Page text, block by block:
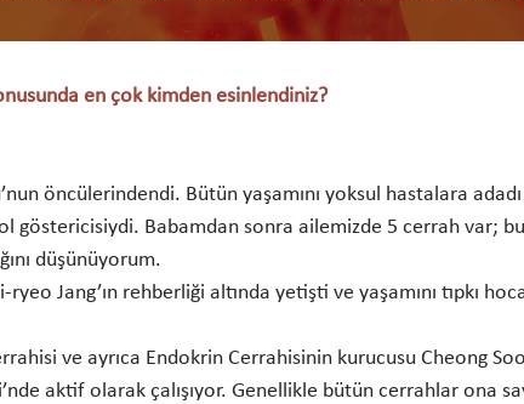
en çok kimden esinlendiniz?
öncülerindendi. Bütün yaşamını yoksul hastalara
göstericisiydi. Babamdan sonra ailemizde 5 cerrah var;
düşünüyorum.
Jang’ın rehberliği altında yetişti ve yaşamını tıpkı
ve ayrıca Endokrin Cerrahisinin kurucusu Cheong
aktif olarak çalışıyor. Genellikle bütün cerrahlar ona